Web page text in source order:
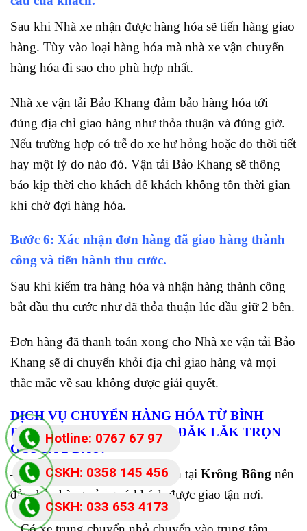
Sau khi Nhà xe nhận được hàng hóa sẽ tiến hàng giao
hàng. Tùy vào loại hàng hóa mà nhà xe vận chuyển
hàng hóa đi sao cho phù hợp nhất.
Nhà xe vận tải Bảo Khang đảm bảo hàng hóa tới
đúng địa chỉ giao hàng như thỏa thuận và đúng giờ.
Nếu trường hợp có trễ do xe hư hỏng hoặc do thời tiết
hay một lý do nào đó. Vận tải Bảo Khang sẽ thông
báo kịp thời cho khách để khách không tốn thời gian
khi chờ đợi hàng hóa.
Bước 6: Xác nhận đơn hàng đã giao hàng thành
công và tiến hành thu cước.
Sau khi kiểm tra hàng hóa và nhận hàng thành công
bắt đầu thu cước như đã thỏa thuận lúc đầu giữ 2 bên.
Đơn hàng đã thanh toán xong cho Nhà xe vận tải Bảo
Khang sẽ di chuyển khỏi địa chỉ giao hàng và mọi
thắc mắc về sau không được giải quyết.
DỊCH VỤ CHUYỂN HÀNG HÓA TỪ BÌNH
DƯƠNG ĐI KRÔNG BÔNG ĐĂK LĂK TRỌN
GÓI CẢ 2 ĐẦU:
– Công ty có kho bãi, chi nhánh tại Krông Bông nên
đảm bảo hàng của quý khách được giao tận nơi.
Hotline: 0767 67 97
87
CSKH: 033 653 4173
CSKH: 0358 145 456